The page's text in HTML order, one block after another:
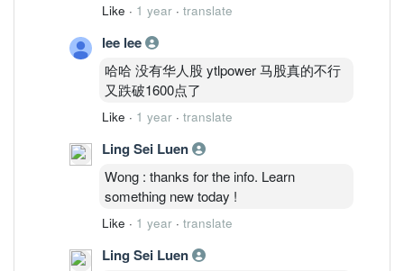
Like · 1 year · translate
lee lee
哈哈 没有华人股 ytlpower 马股真的不行
又跌破1600点了
Like · 1 year · translate
Ling Sei Luen
Wong : thanks for the info. Learn
something new today !
Like · 1 year · translate
Ling Sei Luen